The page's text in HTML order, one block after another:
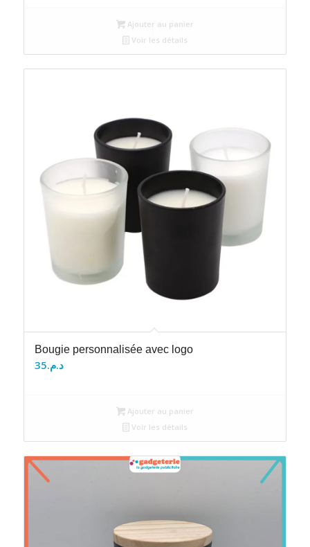
Ajouter au panier
Voir les détails
Bougie personnalisée avec logo
د.م.35
Ajouter au panier
Voir les détails